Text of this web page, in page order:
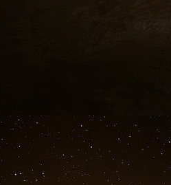
dieu de l’extase, du
au travers les danseurs
chute de l’Empire du
celui de nous forcer